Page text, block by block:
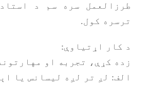
طرزالعمل سره سم د
ترسره کول.
د کار اړتیاوې:
زده کړې، تجربه او
الف: لږ تر لږه لیسانس یا